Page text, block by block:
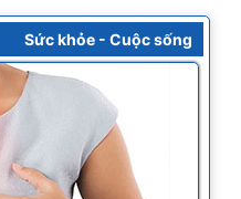
Sức khỏe - Cuộc sống